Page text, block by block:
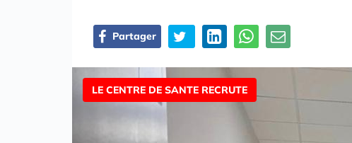
Partager
LE CENTRE DE SANTE RECRUTE